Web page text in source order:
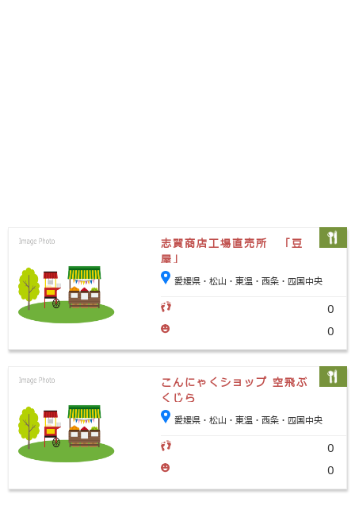
志賀商店工場直売所 「豆
屋」
愛媛県・松山・東温・西条・四国中央
0
0
こんにゃくショップ 空飛ぶ
くじら
愛媛県・松山・東温・西条・四国中央
0
0